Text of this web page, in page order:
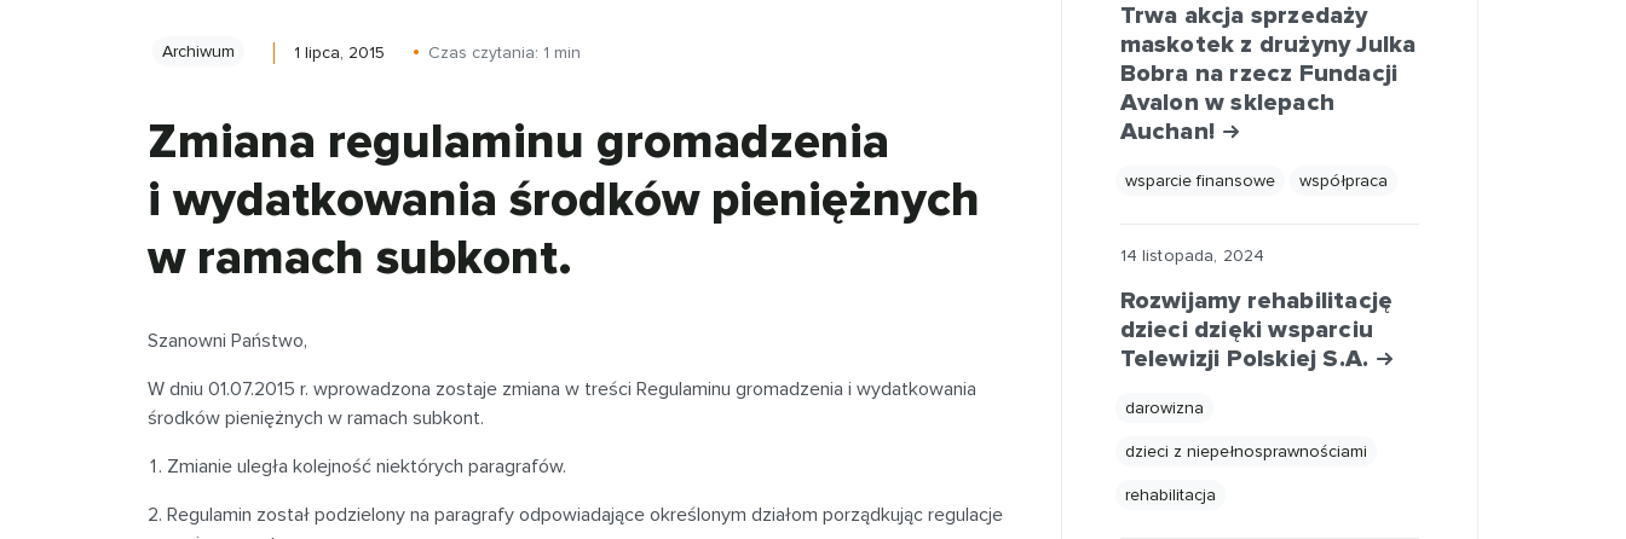
Archiwum 1 lipca, 2015 Czas czytania: 1 min
Zmiana regulaminu gromadzenia
i wydatkowania środków pieniężnych
w ramach subkont.
Szanowni Państwo,
W dniu 01.07.2015 r. wprowadzona zostaje zmiana w treści Regulaminu gromadzenia i wydatkowania
środków pieniężnych w ramach subkont.
Zmianie uległa kolejność niektórych paragrafów.
Regulamin został podzielony na paragrafy odpowiadające określonym działom porządkując regulacje
Trwa akcja sprzedaży
maskotek z drużyny Julka
Bobra na rzecz Fundacji
Avalon w sklepach
Auchan!
wsparcie finansowe współpraca
14 listopada, 2024
Rozwijamy rehabilitację
dzieci dzięki wsparciu
Telewizji Polskiej S.A.
darowizna
dzieci z niepełnosprawnościami
rehabilitacja